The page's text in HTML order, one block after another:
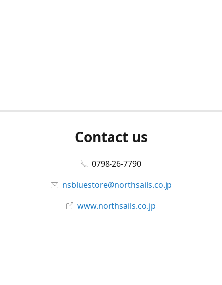
Contact us
0798-26-7790
nsbluestore@northsails.co.jp
www.northsails.co.jp